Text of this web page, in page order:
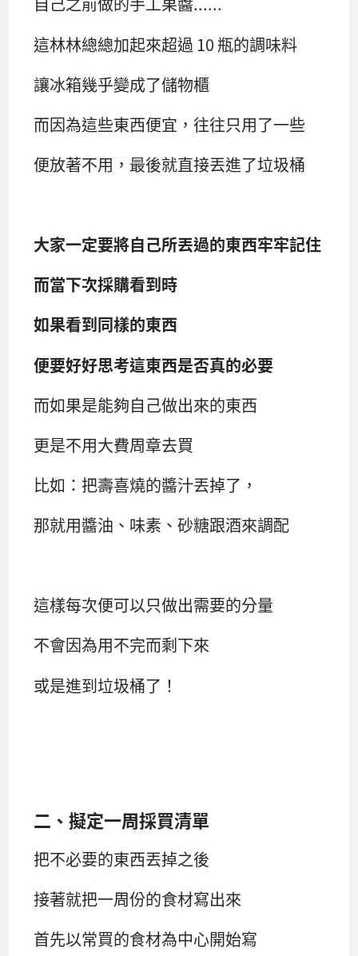
這林林總總加起來超過 10 瓶的調味料
讓冰箱幾乎變成了儲物櫃
而因為這些東西便宜，往往只用了一些
便放著不用，最後就直接丟進了垃圾桶
大家一定要將自己所丟過的東西牢牢記住
而當下次採購看到時
如果看到同樣的東西
便要好好思考這東西是否真的必要
而如果是能夠自己做出來的東西
更是不用大費周章去買
比如：把壽喜燒的醬汁丟掉了，
那就用醬油、味素、砂糖跟酒來調配
這樣每次便可以只做出需要的分量
不會因為用不完而剩下來
或是進到垃圾桶了！
二、擬定一周採買清單
把不必要的東西丟掉之後
接著就把一周份的食材寫出來
首先以常買的食材為中心開始寫